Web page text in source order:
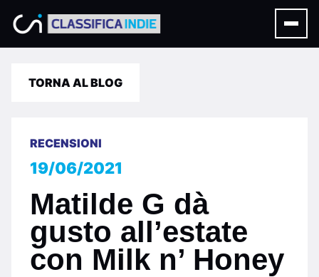
TORNA AL BLOG
RECENSIONI
19/06/2021
Matilde G dà
gusto all’estate
con Milk n’ Honey